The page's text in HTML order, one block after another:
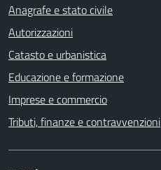
Anagrafe e stato civile
Autorizzazioni
Catasto e urbanistica
Educazione e formazione
Imprese e commercio
Tributi, finanze e contravvenzioni